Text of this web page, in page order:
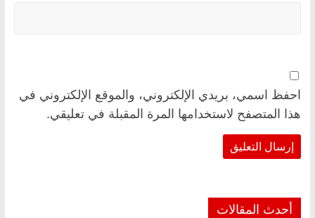
احفظ اسمي، بريدي الإلكتروني، والموقع الإلكتروني في
هذا المتصفح لاستخدامها المرة المقبلة في تعليقي.
أحدث المقالات